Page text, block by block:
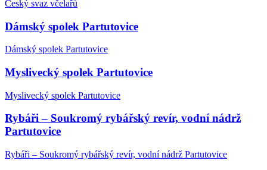
Český svaz včelařů
Dámský spolek Partutovice
Dámský spolek Partutovice
Myslivecký spolek Partutovice
Myslivecký spolek Partutovice
Rybáři – Soukromý rybářský revír, vodní nádrž
Partutovice
Rybáři – Soukromý rybářský revír, vodní nádrž Partutovice